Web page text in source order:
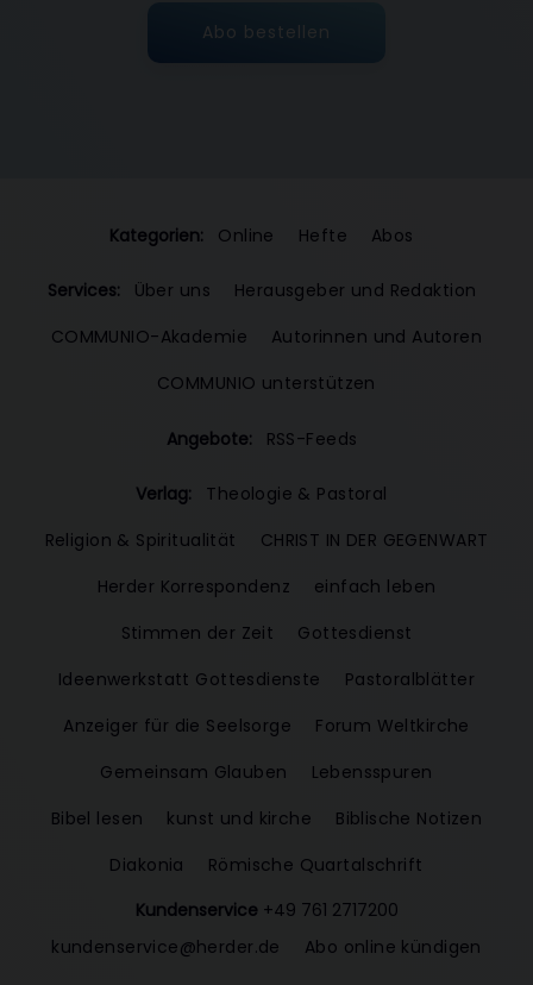
Abo bestellen
Kategorien: Online Hefte Abos
Services: Über uns
Herausgeber und Redaktion
COMMUNIO-Akademie
Autorinnen und Autoren
COMMUNIO unterstützen
Angebote: RSS-Feeds
Verlag:
Theologie & Pastoral
Religion & Spiritualität
CHRIST IN DER GEGENWART
Herder Korrespondenz
einfach leben
Stimmen der Zeit
Gottesdienst
Ideenwerkstatt Gottesdienste
Pastoralblätter
Anzeiger für die Seelsorge
Forum Weltkirche
Gemeinsam Glauben
Lebensspuren
Bibel lesen
kunst und kirche
Biblische Notizen
Diakonia
Römische Quartalschrift
Kundenservice +49 761 2717200
kundenservice@herder.de
Abo online kündigen